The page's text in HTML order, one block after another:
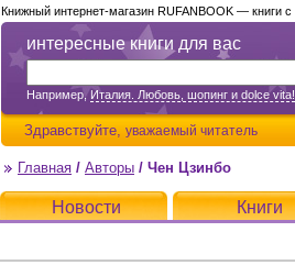
интересные книги для вас
Например,Италия. Любовь, шопинг и dolce vita!
Здравствуйте, уважаемый читатель
Книжный интернет-магазин RUFANBOOK — книги
Главная / Авторы / Чен Цзинбо
Новости
Книги